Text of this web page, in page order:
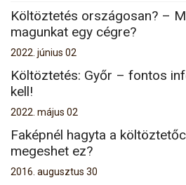
Költöztetés országosan? –
magunkat egy cégre?
2022. június 02
Költöztetés: Győr – fontos
kell!
2022. május 02
Faképnél hagyta a
megeshet ez?
2016. augusztus 30